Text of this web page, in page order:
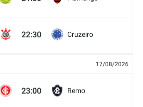
22:30 Cruzeiro
17/08/2026
23:00 Remo